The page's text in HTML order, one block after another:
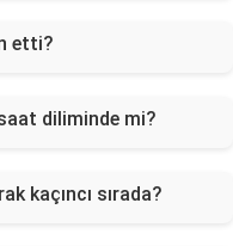
etti?
diliminde mi?
kaçıncı sırada?